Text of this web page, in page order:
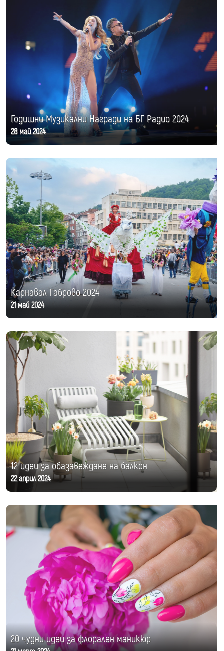
Годишни Музикални Награди на БГ Радио 2024
28 май 2024
Карнавал Габрово 2024
21 май 2024
12 идеи за обазавеждане на балкон
22 април 2024
20 чудни идеи за флорален маникюр